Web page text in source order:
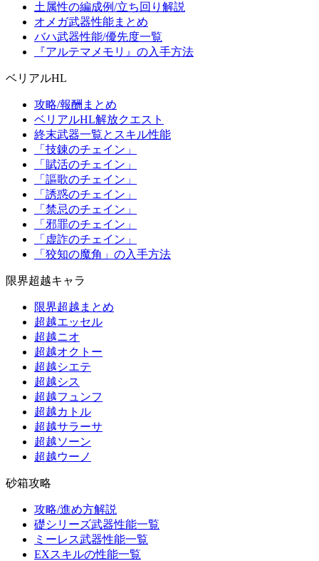
土属性の編成例/立ち回り解説
オメガ武器性能まとめ
バハ武器性能/優先度一覧
『アルテマメモリ』の入手方法
ベリアルHL
攻略/報酬まとめ
ベリアルHL解放クエスト
終末武器一覧とスキル性能
「技錬のチェイン」
「賦活のチェイン」
「謳歌のチェイン」
「誘惑のチェイン」
「禁忌のチェイン」
「邪罪のチェイン」
「虚詐のチェイン」
「狡知の魔角」の入手方法
限界超越キャラ
限界超越まとめ
超越エッセル
超越ニオ
超越オクトー
超越シエテ
超越シス
超越フュンフ
超越カトル
超越サラーサ
超越ソーン
超越ウーノ
砂箱攻略
攻略/進め方解説
礎シリーズ武器性能一覧
ミーレス武器性能一覧
EXスキルの性能一覧